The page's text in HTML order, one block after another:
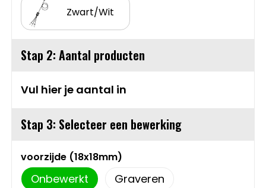
Sweaters
T-Shirts
Matrozentassen
Opbergtassen
Reistassen
Zwart/Wit
Stap 2: Aantal producten
Vul hier je aantal in
Stap 3: Selecteer een bewerking
voorzijde (18x18mm)
Onbewerkt Graveren